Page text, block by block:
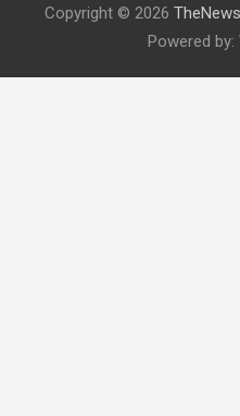
Copyright © 2026
Powered by: